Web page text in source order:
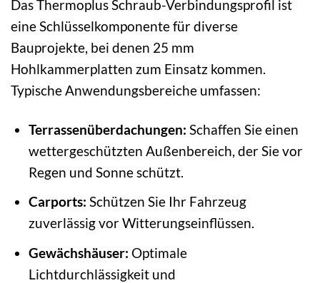
Das Thermoplus Schraub-Verbindungsprofil ist
eine Schlüsselkomponente für diverse
Bauprojekte, bei denen 25 mm
Hohlkammerplatten zum Einsatz kommen.
Typische Anwendungsbereiche umfassen:
Terrassenüberdachungen: Schaffen Sie einen
wettergeschützten Außenbereich, der Sie vor
Regen und Sonne schützt.
Carports: Schützen Sie Ihr Fahrzeug
zuverlässig vor Witterungseinflüssen.
Gewächshäuser: Optimale
Lichtdurchlässigkeit und